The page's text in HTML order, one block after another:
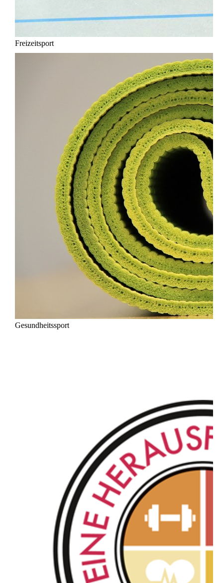
Freizeitsport
Gesundheitssport